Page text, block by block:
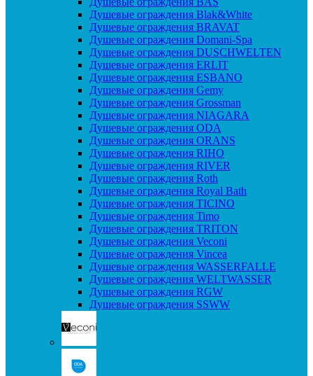
Душевые ограждения Blak&White
Душевые ограждения BRAVAT
Душевые ограждения Domani-Spa
Душевые ограждения DUSCHWELTEN
Душевые ограждения ERLIT
Душевые ограждения ESBANO
Душевые ограждения Gemy
Душевые ограждения Grossman
Душевые ограждения NIAGARA
Душевые ограждения ODA
Душевые ограждения ORANS
Душевые ограждения RIHO
Душевые ограждения RIVER
Душевые ограждения Roth
Душевые ограждения Royal Bath
Душевые ограждения TICINO
Душевые ограждения Timo
Душевые ограждения TRITON
Душевые ограждения Veconi
Душевые ограждения Vincea
Душевые ограждения WASSERFALLE
Душевые ограждения WELTWASSER
Душевые ограждения RGW
Душевые ограждения SSWW